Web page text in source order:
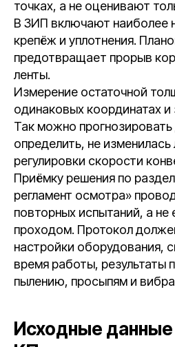
точках, а не оценивают
В ЗИП включают наиболее
крепёж и уплотнения.
предотвращает прорыв
ленты.
Измерение остаточной
одинаковых координатах и
Так можно
определить, не
регулировки скорости
Приёмку решения по
регламент осмотра»
повторных испытаний, а не
проходом. Протокол
настройки оборудования,
время работы, результаты
пылению, просыпям и
Исходные данные